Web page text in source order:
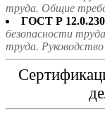
труда. Общие
ГОСТ Р
безопасности
труда.